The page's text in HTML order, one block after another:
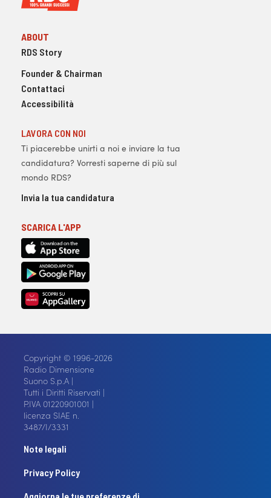
ABOUT
RDS Story
Founder & Chairman
Contattaci
Accessibilità
LAVORA CON NOI
Ti piacerebbe unirti a noi e inviare la tua
candidatura? Vorresti saperne di più sul
mondo RDS?
Invia la tua candidatura
SCARICA L'APP
Copyright © 1996-2026
Radio Dimensione
Suono S.p.A |
Tutti i Diritti Riservati |
P.IVA 01220901001 |
licenza SIAE n.
3487/I/3331
Note legali
Privacy Policy
Aggiorna le tue preferenze di